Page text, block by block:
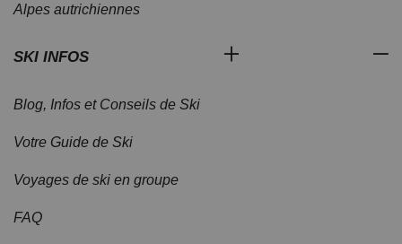
Alpes autrichiennes
SKI INFOS
Blog, Infos et Conseils de Ski
Votre Guide de Ski
Voyages de ski en groupe
FAQ